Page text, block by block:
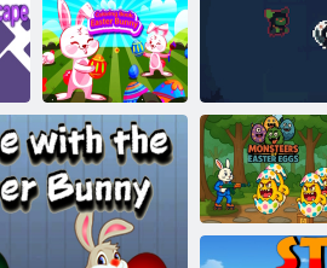
Ano, Banny!
Zbarvení
velikonoční
králíka